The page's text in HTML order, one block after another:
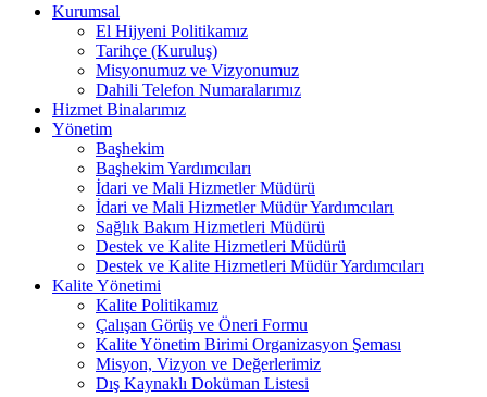
Kurumsal
El Hijyeni Politikamız
Tarihçe (Kuruluş)
Misyonumuz ve Vizyonumuz
Dahili Telefon Numaralarımız
Hizmet Binalarımız
Yönetim
Başhekim
Başhekim Yardımcıları
İdari ve Mali Hizmetler Müdürü
İdari ve Mali Hizmetler Müdür Yardımcıları
Sağlık Bakım Hizmetleri Müdürü
Destek ve Kalite Hizmetleri Müdürü
Destek ve Kalite Hizmetleri Müdür Yardımcıları
Kalite Yönetimi
Kalite Politikamız
Çalışan Görüş ve Öneri Formu
Kalite Yönetim Birimi Organizasyon Şeması
Misyon, Vizyon ve Değerlerimiz
Dış Kaynaklı Doküman Listesi